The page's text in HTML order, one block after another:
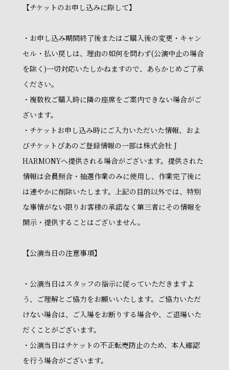
【チケットのお申し込みに際して】
・お申し込み期間終了後またはご購入後の変更・キャン
セル・払い戻しは、理由の如何を問わず(公演中止の場合
を除く)一切対応いたしかねますので、あらかじめご了承
ください。
・複数枚ご購入時に隣の座席をご案内できない場合がご
ざいます。
・チケットお申し込み時にご入力いただいた情報、およ
びチケットぴあのご登録情報の一部は株式会社 J
HARMONYへ提供される場合がございます。提供された
情報は会員照合・抽選作業のみに使用し、作業完了後に
は速やかに削除いたします。上記の目的以外では、特別
な事情がない限りお客様の承諾なく第三者にその情報を
開示・提供することはございません。
【公演当日の注意事項】
・公演当日はスタッフの指示に従っていただきますよ
う、ご理解とご協力をお願いいたします。ご協力いただ
けない場合は、ご入場をお断りする場合や、ご退場いた
だくことがございます。
・公演当日はチケットの不正転売防止のため、本人確認
を行う場合がございます。